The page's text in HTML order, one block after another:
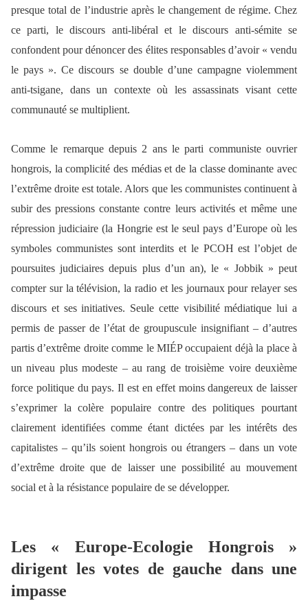
presque total de l’industrie après le changement de régime. Chez
ce parti, le discours anti-libéral et le discours anti-sémite se
confondent pour dénoncer des élites responsables d’avoir « vendu
le pays ». Ce discours se double d’une campagne violemment
anti-tsigane, dans un contexte où les assassinats visant cette
communauté se multiplient.
Comme le remarque depuis 2 ans le parti communiste ouvrier
hongrois, la complicité des médias et de la classe dominante avec
l’extrême droite est totale. Alors que les communistes continuent à
subir des pressions constante contre leurs activités et même une
répression judiciaire (la Hongrie est le seul pays d’Europe où les
symboles communistes sont interdits et le PCOH est l’objet de
poursuites judiciaires depuis plus d’un an), le « Jobbik » peut
compter sur la télévision, la radio et les journaux pour relayer ses
discours et ses initiatives. Seule cette visibilité médiatique lui a
permis de passer de l’état de groupuscule insignifiant – d’autres
partis d’extrême droite comme le MIÉP occupaient déjà la place à
un niveau plus modeste – au rang de troisième voire deuxième
force politique du pays. Il est en effet moins dangereux de laisser
s’exprimer la colère populaire contre des politiques pourtant
clairement identifiées comme étant dictées par les intérêts des
capitalistes – qu’ils soient hongrois ou étrangers – dans un vote
d’extrême droite que de laisser une possibilité au mouvement
social et à la résistance populaire de se développer.
Les « Europe-Ecologie Hongrois »
dirigent les votes de gauche dans une
impasse